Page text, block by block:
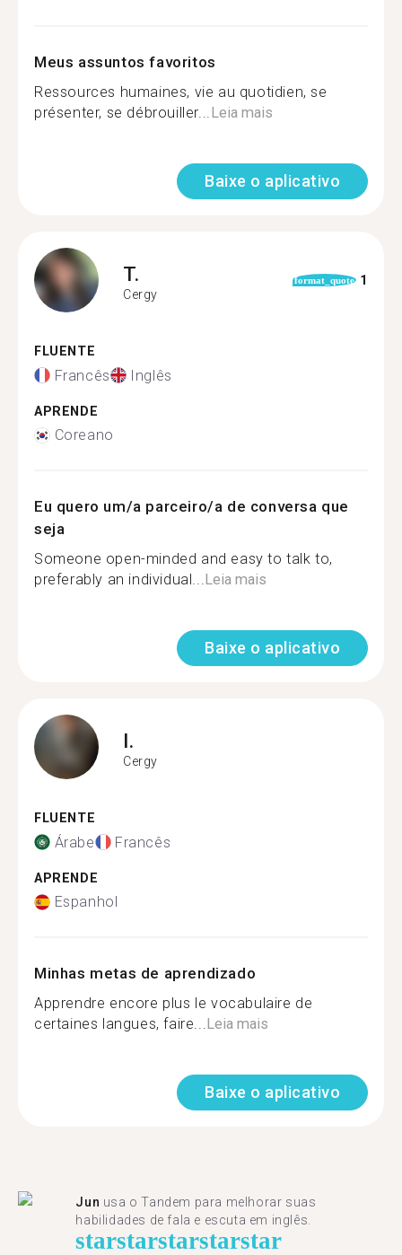
Meus assuntos favoritos
Ressources humaines, vie au quotidien, se
présenter, se débrouiller...Leia mais
Baixe o aplicativo
T.
Cergy
format_quote 1
FLUENTE
Francês Inglês
APRENDE
Coreano
Eu quero um/a parceiro/a de conversa que
seja
Someone open-minded and easy to talk to,
preferably an individual...Leia mais
Baixe o aplicativo
I.
Cergy
FLUENTE
Árabe Francês
APRENDE
Espanhol
Minhas metas de aprendizado
Apprendre encore plus le vocabulaire de
certaines langues, faire...Leia mais
Baixe o aplicativo
Jun usa o Tandem para melhorar suas
habilidades de fala e escuta em inglês.
starstarstarstarstar